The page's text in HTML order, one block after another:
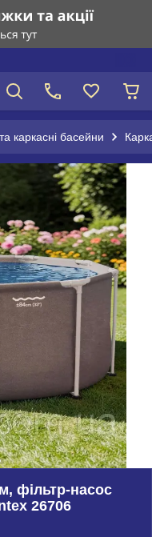
каркасні басейни
фільтр-насос
26706